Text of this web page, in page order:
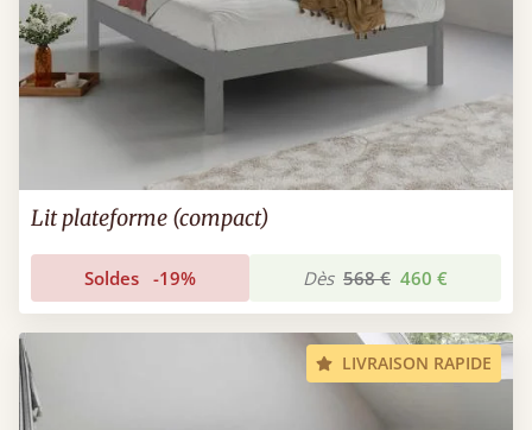
Lit plateforme (compact)
Soldes -19% Dès 568 € 460 €
LIVRAISON RAPIDE